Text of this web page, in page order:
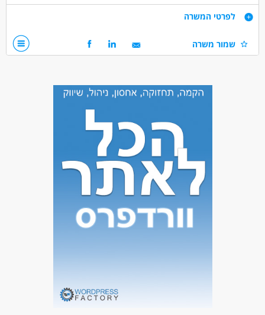
דרישות
התלמדות יומיים ומתחילים לעבוד,אחריות ואדיבות
אומנות, בידור ותרבות - עובד במה
אומנות, בידור ותרבות - תאורה /תפאורה /הלבשה
עבודה בלילה
עבודה כפרילאנסר.ית /עצמאי.ת
עבודה ללא ניסיון
עבודה ללא הכשרה
מתאים כעבודה שניה
לפרטי המשרה
שמור משרה